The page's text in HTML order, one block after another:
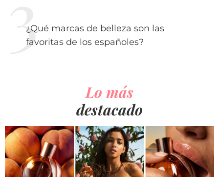
¿Qué marcas de belleza son las
favoritas de los españoles?
Lo más
destacado